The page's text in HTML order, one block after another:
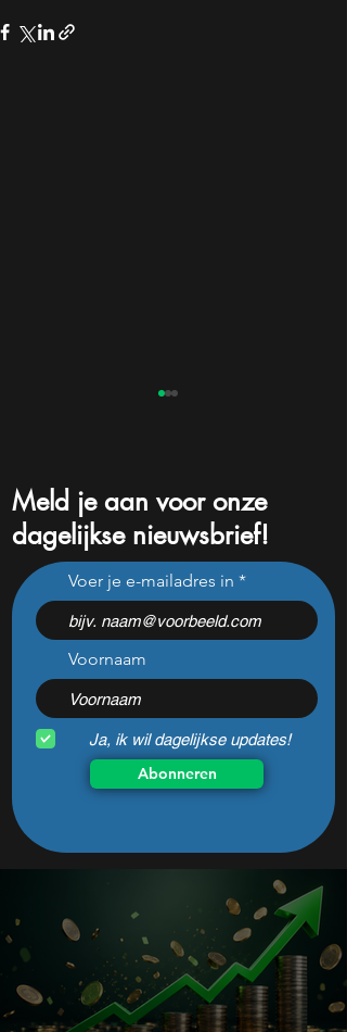
Pharming onderuit na
flinke tegenvallers: wat te
doen met het aandeel?
Meld je aan voor onze
dagelijkse nieuwsbrief!
Voer je e-mailadres in
Voornaam
Ja, ik wil dagelijkse updates!
Abonneren